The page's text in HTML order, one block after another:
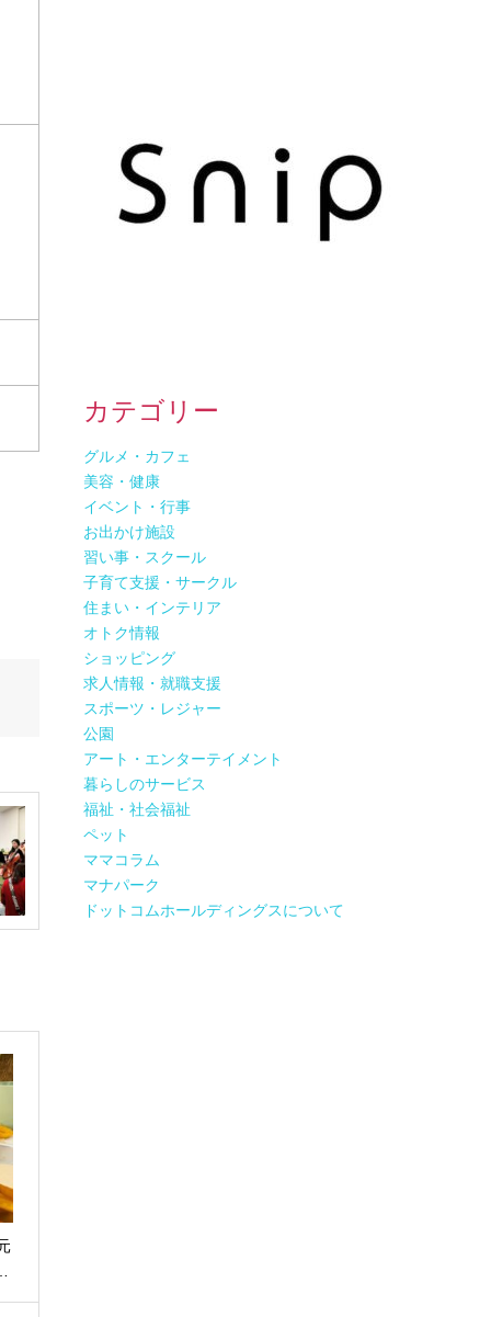
カテゴリー
グルメ・カフェ
美容・健康
イベント・行事
お出かけ施設
習い事・スクール
子育て支援・サークル
住まい・インテリア
オトク情報
ショッピング
求人情報・就職支援
スポーツ・レジャー
公園
アート・エンターテイメント
暮らしのサービス
福祉・社会福祉
ペット
ママコラム
マナパーク
ドットコムホールディングスについて